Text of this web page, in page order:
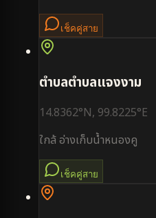
เช็คคู่สาย
ตำบลตำบลแจงงาม
14.8362°N, 99.8225°E
ใกล้อ่างเก็บน้ำหนองคู
เช็คคู่สาย